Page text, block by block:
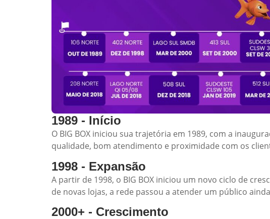
1989 - Início
O BIG BOX iniciou sua trajetória em 1989, com a
qualidade, bom atendimento e proximidade com os
1998 - Expansão
A partir de 1998, o BIG BOX iniciou um novo ciclo de
de novas lojas, a rede passou a atender um público
2000+ - Crescimento